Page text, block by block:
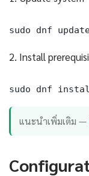
sudo dnf
2. Install
sudo dnf
แนะนำเพิ่มเติม —